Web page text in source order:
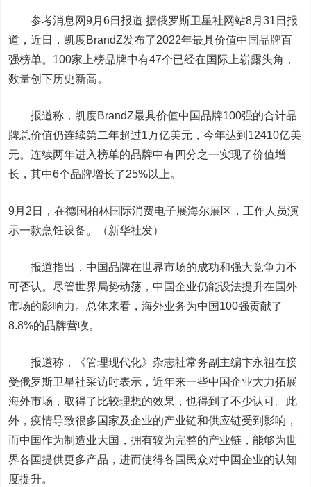
参考消息网9月6日报道 据俄罗斯卫星社网站8月31日报
道，近日，凯度BrandZ发布了2022年最具价值中国品牌百
强榜单。100家上榜品牌中有47个已经在国际上崭露头角，
数量创下历史新高。
报道称，凯度BrandZ最具价值中国品牌100强的合计品
牌总价值仍连续第二年超过1万亿美元，今年达到12410亿美
元。连续两年进入榜单的品牌中有四分之一实现了价值增
长，其中6个品牌增长了25%以上。
9月2日，在德国柏林国际消费电子展海尔展区，工作人员演
示一款烹饪设备。（新华社发）
报道指出，中国品牌在世界市场的成功和强大竞争力不
可否认。尽管世界局势动荡，中国企业仍能设法提升在国外
市场的影响力。总体来看，海外业务为中国100强贡献了
8.8%的品牌营收。
报道称，《管理现代化》杂志社常务副主编卞永祖在接
受俄罗斯卫星社采访时表示，近年来一些中国企业大力拓展
海外市场，取得了比较理想的效果，也得到了不少认可。此
外，疫情导致很多国家及企业的产业链和供应链受到影响，
而中国作为制造业大国，拥有较为完整的产业链，能够为世
界各国提供更多产品，进而使得各国民众对中国企业的认知
度提升。